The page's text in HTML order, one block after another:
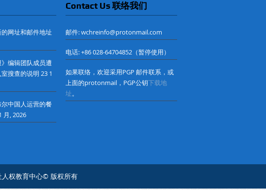
的网址和邮件地址
编辑团队成员遭
搜查的说明 23 1
中国人运营的餐
月, 2026
Contact Us 联络我们
邮件: wchreinfo@protonmail.com
电话: +86 028-64704852（暂停使用）
如果联络，欢迎采用PGP 邮件联系，或
上面的protonmail，PGP公钥下载地
址。
权教育中心© 版权所有